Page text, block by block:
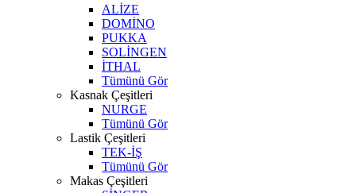
ALİZE
DOMİNO
PUKKA
SOLİNGEN
İTHAL
Tümünü Gör
Kasnak Çeşitleri
NURGE
Tümünü Gör
Lastik Çeşitleri
TEK-İŞ
Tümünü Gör
Makas Çeşitleri